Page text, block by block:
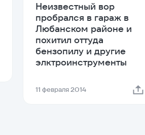
Неизвестный вор
пробрался в гараж в
Любанском районе и
похитил оттуда
бензопилу и другие
элктроинструменты
11 февраля 2014